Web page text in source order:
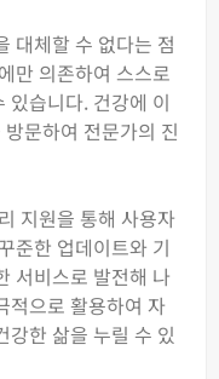
대체할 수 없다는 점
만 의존하여 스스로
있습니다. 건강에 이
문하여 전문가의 진
지원을 통해 사용자
준한 업데이트와 기
서비스로 발전해 나
적으로 활용하여 자
강한 삶을 누릴 수 있